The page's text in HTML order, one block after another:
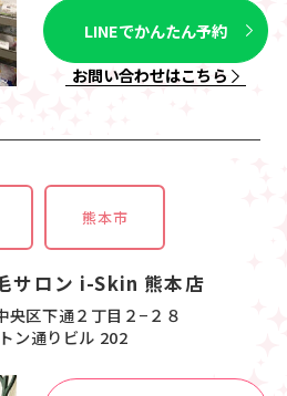
LINEでかんたん予約
お問い合わせはこちら
熊本市
サロン i-Skin 熊本店
央区下通２丁目２−２８
ン通りビル 202